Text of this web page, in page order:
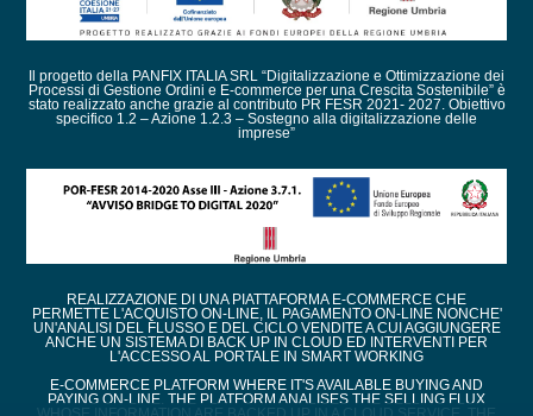
Il progetto della PANFIX ITALIA SRL “Digitalizzazione e Ottimizzazione dei
Processi di Gestione Ordini e E-commerce per una Crescita Sostenibile” è
stato realizzato anche grazie al contributo PR FESR 2021- 2027. Obiettivo
specifico 1.2 – Azione 1.2.3 – Sostegno alla digitalizzazione delle
imprese”
REALIZZAZIONE DI UNA PIATTAFORMA E-COMMERCE CHE
PERMETTE L'ACQUISTO ON-LINE, IL PAGAMENTO ON-LINE NONCHE'
UN'ANALISI DEL FLUSSO E DEL CICLO VENDITE A CUI AGGIUNGERE
ANCHE UN SISTEMA DI BACK UP IN CLOUD ED INTERVENTI PER
L'ACCESSO AL PORTALE IN SMART WORKING
E-COMMERCE PLATFORM WHERE IT'S AVAILABLE BUYING AND
PAYING ON-LINE. THE PLATFORM ANALISES THE SELLING FLUX